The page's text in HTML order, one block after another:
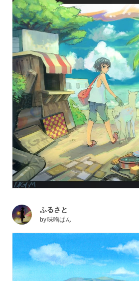
ふるさと
by味噌ぱん